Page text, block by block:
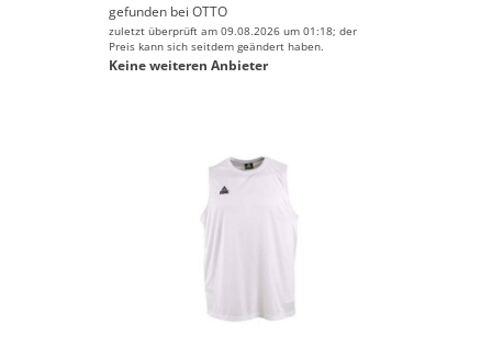
gefunden bei OTTO
zuletzt überprüft am 09.08.2026 um 01:18; der
Preis kann sich seitdem geändert haben.
Keine weiteren Anbieter